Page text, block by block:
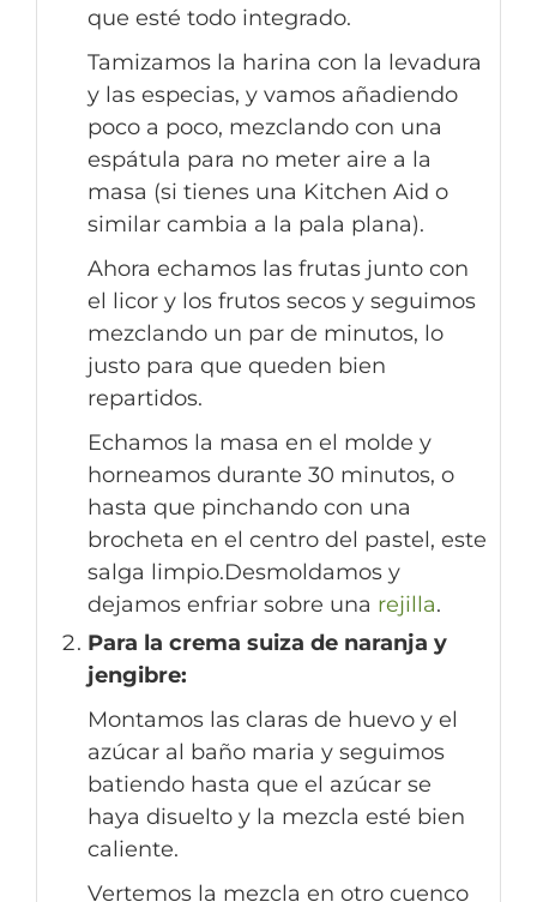
que esté todo integrado.
Tamizamos la harina con la levadura
y las especias, y vamos añadiendo
poco a poco, mezclando con una
espátula para no meter aire a la
masa (si tienes una Kitchen Aid o
similar cambia a la pala plana).
Ahora echamos las frutas junto con
el licor y los frutos secos y seguimos
mezclando un par de minutos, lo
justo para que queden bien
repartidos.
Echamos la masa en el molde y
horneamos durante 30 minutos, o
hasta que pinchando con una
brocheta en el centro del pastel, este
salga limpio.Desmoldamos y
dejamos enfriar sobre una rejilla.
Para la crema suiza de naranja y
jengibre:
Montamos las claras de huevo y el
azúcar al baño maria y seguimos
batiendo hasta que el azúcar se
haya disuelto y la mezcla esté bien
caliente.
Vertemos la mezcla en otro cuenco